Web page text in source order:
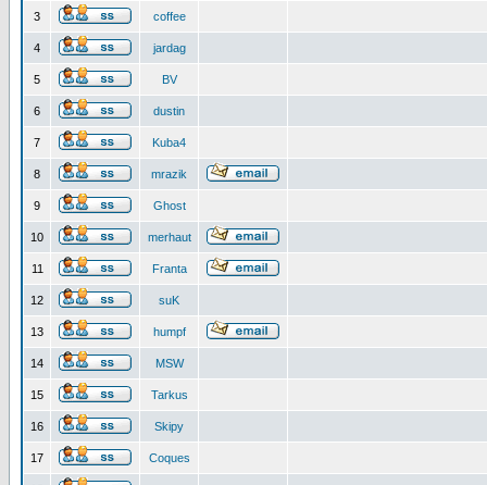
3 coffee
4 jardag
5 BV
6 dustin
7 Kuba4
8 mrazik
9 Ghost
10 merhaut
11 Franta
12 suK
13 humpf
14 MSW
15 Tarkus
16 Skipy
17 Coques